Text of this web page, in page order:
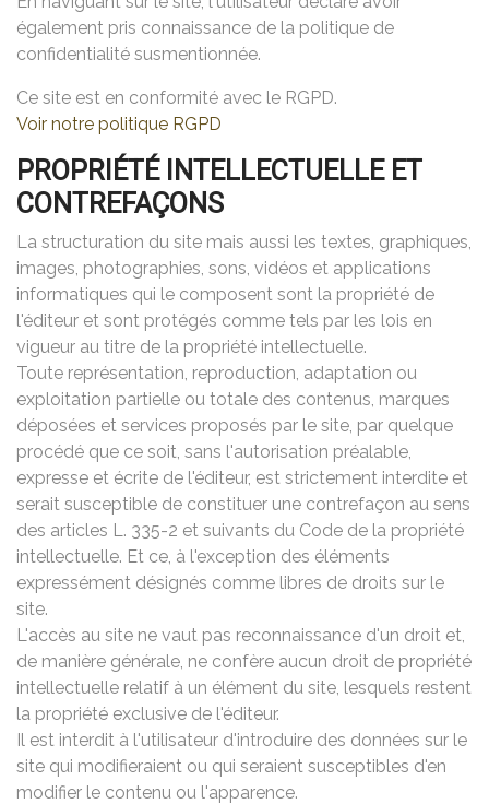
également pris connaissance de la politique de
confidentialité susmentionnée.
Ce site est en conformité avec le RGPD.
Voir notre politique RGPD
PROPRIÉTÉ INTELLECTUELLE ET
CONTREFAÇONS
La structuration du site mais aussi les textes, graphiques,
images, photographies, sons, vidéos et applications
informatiques qui le composent sont la propriété de
l'éditeur et sont protégés comme tels par les lois en
vigueur au titre de la propriété intellectuelle.
Toute représentation, reproduction, adaptation ou
exploitation partielle ou totale des contenus, marques
déposées et services proposés par le site, par quelque
procédé que ce soit, sans l'autorisation préalable,
expresse et écrite de l'éditeur, est strictement interdite et
serait susceptible de constituer une contrefaçon au sens
des articles L. 335-2 et suivants du Code de la propriété
intellectuelle. Et ce, à l'exception des éléments
expressément désignés comme libres de droits sur le
site.
L'accès au site ne vaut pas reconnaissance d'un droit et,
de manière générale, ne confère aucun droit de propriété
intellectuelle relatif à un élément du site, lesquels restent
la propriété exclusive de l'éditeur.
Il est interdit à l'utilisateur d'introduire des données sur le
site qui modifieraient ou qui seraient susceptibles d'en
modifier le contenu ou l'apparence.